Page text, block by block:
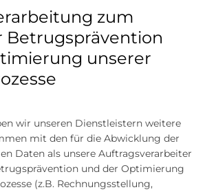
zum
Betrugsprävention
unserer
wir unseren Dienstleistern weitere
mit den für die Abwicklung der
Daten als unsere Auftragsverarbeiter
und der Optimierung
(z.B. Rechnungsstellung,